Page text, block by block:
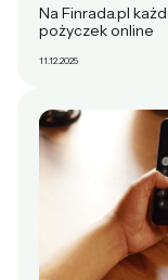
Na Finrada.pl
pożyczek online
11.12.2025